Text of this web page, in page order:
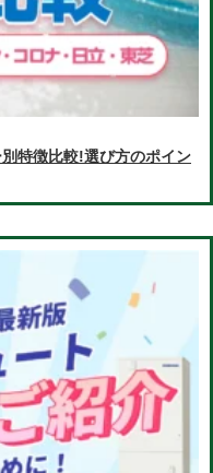
特徴比較!選び方のポイン